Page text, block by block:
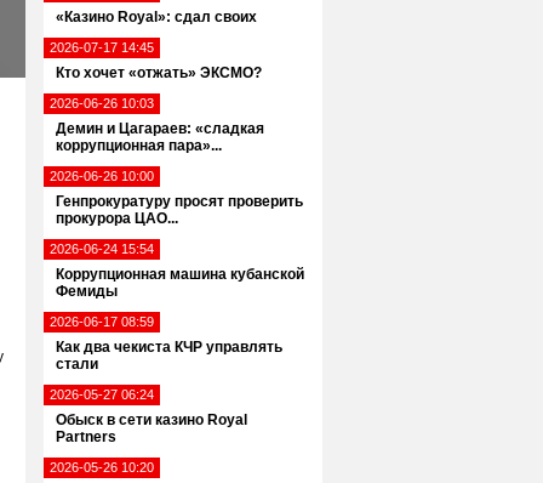
«Казино Royal»: сдал своих
2026-07-17 14:45
Кто хочет «отжать» ЭКСМО?
2026-06-26 10:03
Демин и Цагараев: «сладкая
коррупционная пара»...
2026-06-26 10:00
Генпрокуратуру просят проверить
прокурора ЦАО...
2026-06-24 15:54
Коррупционная машина кубанской
Фемиды
2026-06-17 08:59
Как два чекиста КЧР управлять
стали
2026-05-27 06:24
Обыск в сети казино Royal
Partners
2026-05-26 10:20